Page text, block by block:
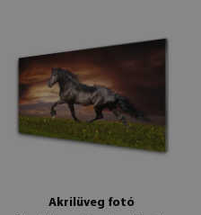
Akrilüveg fotó